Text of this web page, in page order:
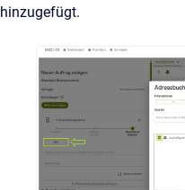
hinzugefügt.